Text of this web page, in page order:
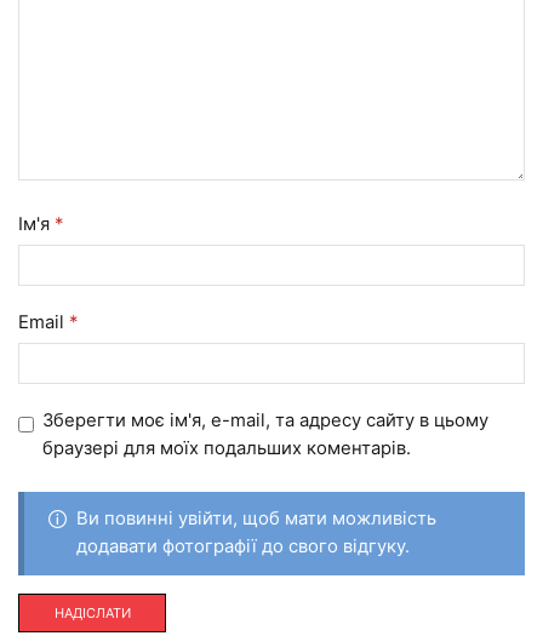
Ім'я *
Email *
Зберегти моє ім'я, e-mail, та адресу сайту в цьому
браузері для моїх подальших коментарів.
Ви повинні увійти, щоб мати можливість
додавати фотографії до свого відгуку.